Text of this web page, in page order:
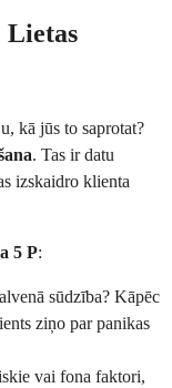
Lietas
kā jūs to saprotat?
. Tas ir datu
izskaidro klienta
5 P:
sūdzība? Kāpēc
ziņo par panikas
vai fona faktori,